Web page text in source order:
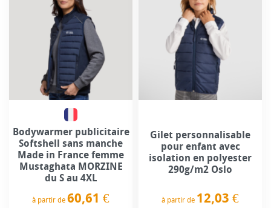
Bodywarmer publicitaire
Softshell sans manche
Made in France femme
Mustaghata MORZINE
du S au 4XL
à partir de 60,61 €
Gilet personnalisable
pour enfant avec
isolation en polyester
290g/m2 Oslo
à partir de 12,03 €